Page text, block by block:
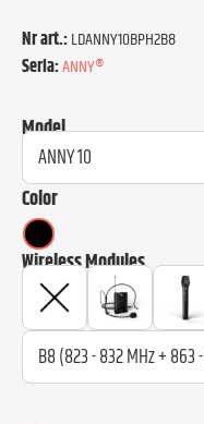
Nr art.:LDANNY10BPH2B8
Seria:ANNY®
Model
Color
Wireless Modules